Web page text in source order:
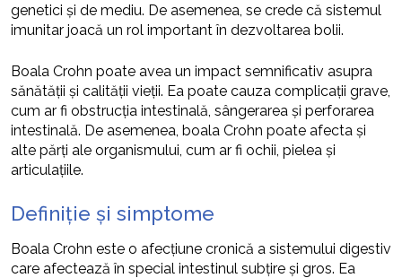
genetici și de mediu. De asemenea, se crede că sistemul
imunitar joacă un rol important în dezvoltarea bolii.
Boala Crohn poate avea un impact semnificativ asupra
sănătății și calității vieții. Ea poate cauza complicații grave,
cum ar fi obstrucția intestinală, sângerarea și perforarea
intestinală. De asemenea, boala Crohn poate afecta și
alte părți ale organismului, cum ar fi ochii, pielea și
articulațiile.
Definiție și simptome
Boala Crohn este o afecțiune cronică a sistemului digestiv
care afectează în special intestinul subțire și gros. Ea